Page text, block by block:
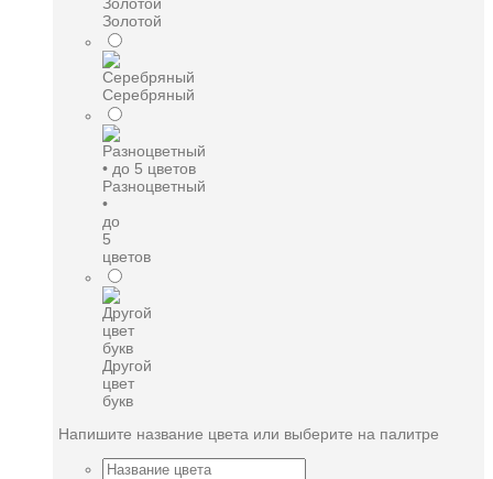
Золотой
Серебряный
Разноцветный
•
до
5
цветов
Другой
цвет
букв
Напишите название цвета или выберите на палитре